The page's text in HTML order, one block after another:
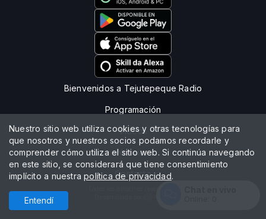
Bienvenidos a Tejutepeque Radio
Programación
Vídeos
Noticias
Contacto
Nuestro sitio web utiliza cookies y otras tecnologías para
que nosotros y nuestros socios podamos recordarle y
comprender cómo utiliza el sitio web. Si continúa navegando
en este sitio, se considerará que tiene consentimiento
implícito a nuestrapolítica de privacidad.
Entendí